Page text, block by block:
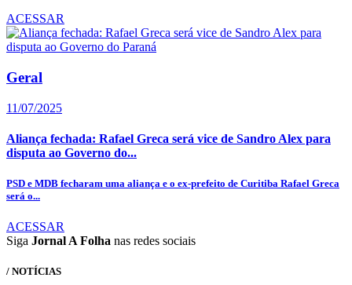
ACESSAR
Geral
11/07/2025
Aliança fechada: Rafael Greca será vice de Sandro Alex para
disputa ao Governo do...
PSD e MDB fecharam uma aliança e o ex-prefeito de Curitiba Rafael Greca
será o...
ACESSAR
Siga Jornal A Folha nas redes sociais
/ NOTÍCIAS